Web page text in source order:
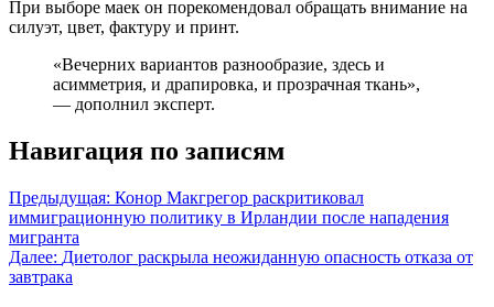
При выборе маек он порекомендовал обращать внимание на
силуэт, цвет, фактуру и принт.
«Вечерних вариантов разнообразие, здесь и
асимметрия, и драпировка, и прозрачная ткань»,
— дополнил эксперт.
Навигация по записям
Предыдущая: Конор Макгрегор раскритиковал
иммиграционную политику в Ирландии после нападения
мигранта
Далее: Диетолог раскрыла неожиданную опасность отказа от
завтрака